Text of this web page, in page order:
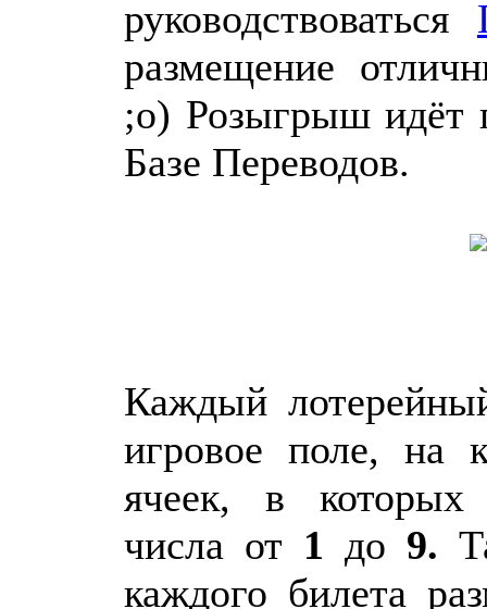
руководствоваться
размещение
;о) Розыгрыш идёт
Базе Переводов.
Каждый
игровое поле, на
ячеек, в которых
числа от 1 до 9.
каждого билета